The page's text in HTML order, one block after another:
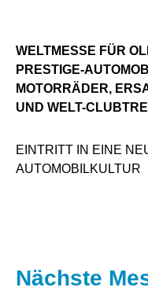
WELTMESSE FÜR
PRESTIGE-
MOTORRÄDER,
UND WELT-
EINTRITT IN EINE
AUTOMOBILKULTUR
Nächste